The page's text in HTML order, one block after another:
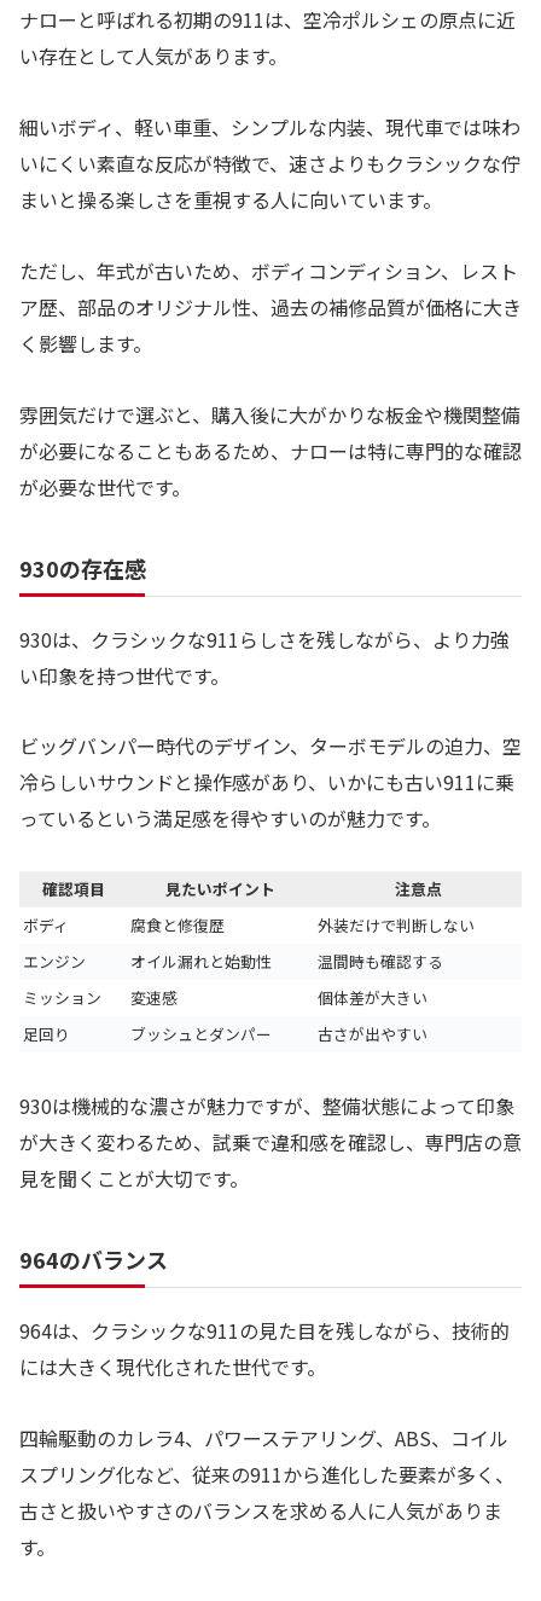
ナローと呼ばれる初期の911は、空冷ポルシェの原点に近
い存在として人気があります。
細いボディ、軽い車重、シンプルな内装、現代車では味わ
いにくい素直な反応が特徴で、速さよりもクラシックな佇
まいと操る楽しさを重視する人に向いています。
ただし、年式が古いため、ボディコンディション、レスト
ア歴、部品のオリジナル性、過去の補修品質が価格に大き
く影響します。
雰囲気だけで選ぶと、購入後に大がかりな板金や機関整備
が必要になることもあるため、ナローは特に専門的な確認
が必要な世代です。
930の存在感
930は、クラシックな911らしさを残しながら、より力強
い印象を持つ世代です。
ビッグバンパー時代のデザイン、ターボモデルの迫力、空
冷らしいサウンドと操作感があり、いかにも古い911に乗
っているという満足感を得やすいのが魅力です。
確認項目 見たいポイント
注意点
ボディ
腐食と修復歴
外装だけで判断しない
エンジン
オイル漏れと始動性
温間時も確認する
ミッション
変速感
個体差が大きい
足回り
ブッシュとダンパー 古さが出やすい
930は機械的な濃さが魅力ですが、整備状態によって印象
が大きく変わるため、試乗で違和感を確認し、専門店の意
見を聞くことが大切です。
964のバランス
964は、クラシックな911の見た目を残しながら、技術的
には大きく現代化された世代です。
四輪駆動のカレラ4、パワーステアリング、ABS、コイル
スプリング化など、従来の911から進化した要素が多く、
古さと扱いやすさのバランスを求める人に人気がありま
す。